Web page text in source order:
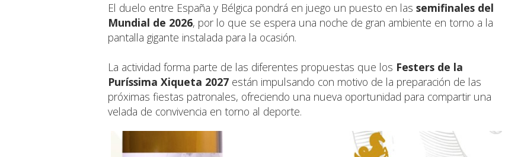
El duelo entre España y Bélgica pondrá en juego un puesto en las semifinales del
Mundial de 2026, por lo que se espera una noche de gran ambiente en torno a la
pantalla gigante instalada para la ocasión.
La actividad forma parte de las diferentes propuestas que los Festers de la
Puríssima Xiqueta 2027 están impulsando con motivo de la preparación de las
próximas fiestas patronales, ofreciendo una nueva oportunidad para compartir una
velada de convivencia en torno al deporte.